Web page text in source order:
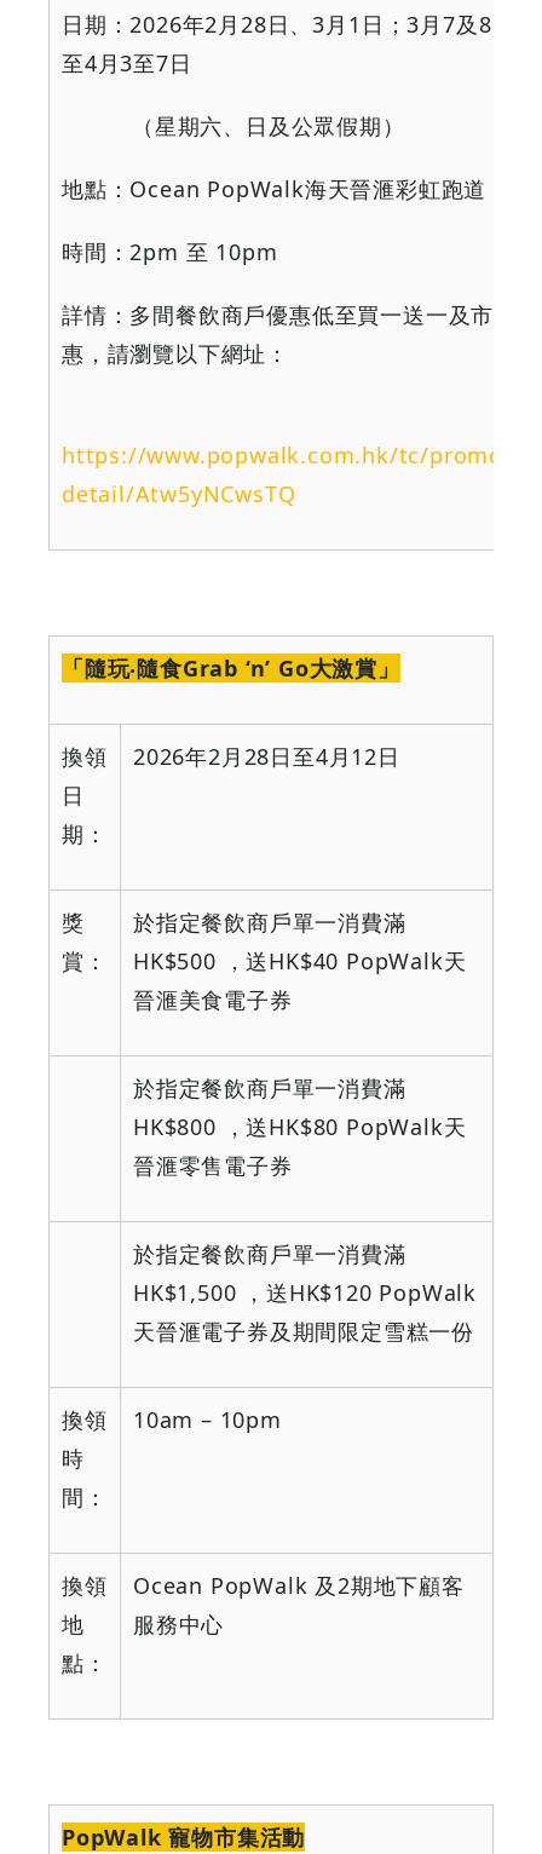
日期：2026年2月28日、3月 1 日；3月 7及 8
至4月3至7日
（星期六、日及公眾假期）
地點： Ocean PopWalk海天晉滙彩虹跑道
時間：2pm 至 10pm
詳情：多間餐飲商戶優惠低至買一送一及市集優
惠，請瀏覽以下網址：
https://www.popwalk.com.hk/tc/
detail/Atw5yNCwsTQ
「隨玩‧隨食Grab ‘n’ Go大激賞」
換領
日
期：
2026年2月 28日至4月 12日
獎
賞：
於指定餐飲商戶單一消費滿
HK$500
，送HK$40 PopWalk天
晉滙美食電子券
於指定餐飲商戶單一消費滿
HK$800
，送HK$80 PopWalk天
晉滙零售電子券
於指定餐飲商戶單一消費滿
HK$1,500 ，送HK$120 PopWalk
天晉滙電子券及期間限定雪糕一份
換領
時
間：
10am – 10pm
換領
地
點：
Ocean PopWalk 及2期地下顧客
服務中心
PopWalk寵物市集活動